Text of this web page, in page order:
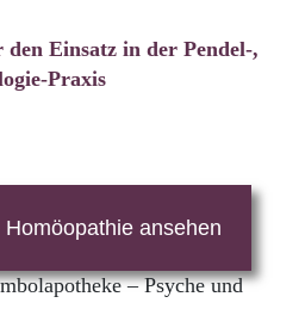
den Einsatz in der Pendel-,
Praxis
ansehen